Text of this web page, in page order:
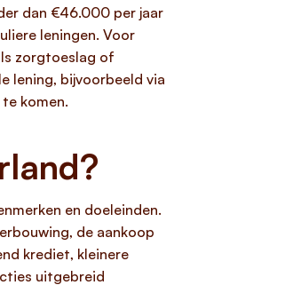
dan €46.000 per jaar
leningen. Voor
zorgtoeslag of
lening, bijvoorbeeld via
komen.
en doeleinden.
de aankoop
krediet, kleinere
uitgebreid